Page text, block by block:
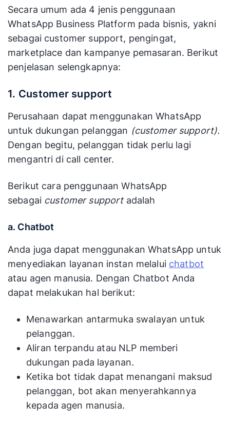
Secara umum ada 4 jenis penggunaan
WhatsApp Business Platform pada bisnis, yakni
sebagai customer support, pengingat,
marketplace dan kampanye pemasaran. Berikut
penjelasan selengkapnya:
1. Customer support
Perusahaan dapat menggunakan WhatsApp
untuk dukungan pelanggan (customer support).
Dengan begitu, pelanggan tidak perlu lagi
mengantri di call center.
Berikut cara penggunaan WhatsApp
sebagai customer support adalah
a. Chatbot
Anda juga dapat menggunakan WhatsApp untuk
menyediakan layanan instan melalui chatbot
atau agen manusia. Dengan Chatbot Anda
dapat melakukan hal berikut:
Menawarkan antarmuka swalayan untuk
pelanggan.
Aliran terpandu atau NLP memberi
dukungan pada layanan.
Ketika bot tidak dapat menangani maksud
pelanggan, bot akan menyerahkannya
kepada agen manusia.